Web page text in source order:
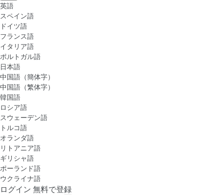
英語
スペイン語
ドイツ語
フランス語
イタリア語
ポルトガル語
日本語
中国語（簡体字）
中国語（繁体字）
韓国語
ロシア語
スウェーデン語
トルコ語
オランダ語
リトアニア語
ギリシャ語
ポーランド語
ウクライナ語
ログイン 無料で登録